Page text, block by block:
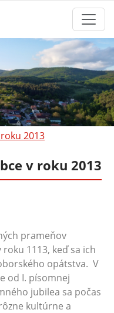
2013
v roku 2013
prameňov
1113, keď sa ich
opátstva. V
od I. písomnej
jubilea sa počas
kultúrne a